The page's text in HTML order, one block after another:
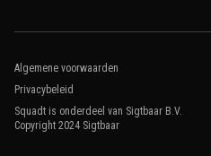
Algemene voorwaarden
Privacybeleid
Squadt is onderdeel van Sigtbaar B.V.
Copyright 2024 Sigtbaar